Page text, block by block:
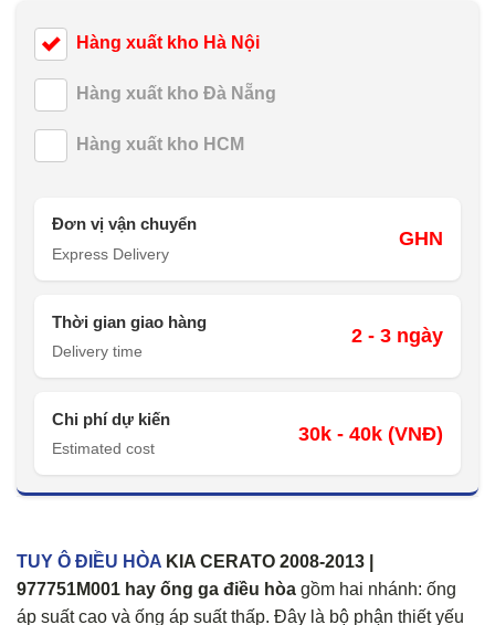
Hàng xuất kho Hà Nội
Hàng xuất kho Đà Nẵng
Hàng xuất kho HCM
Đơn vị vận chuyển
Express Delivery
GHN
Thời gian giao hàng
Delivery time
2 - 3 ngày
Chi phí dự kiến
Estimated cost
30k - 40k (VNĐ)
TUY Ô ĐIỀU HÒA KIA CERATO 2008-2013 |
977751M001 hay ống ga điều hòa gồm hai nhánh: ống
áp suất cao và ống áp suất thấp. Đây là bộ phận thiết yếu